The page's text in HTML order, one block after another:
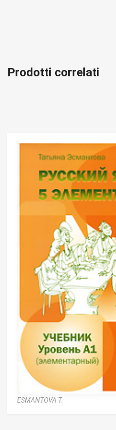
Prodotti correlati
ESMANTOVA T.